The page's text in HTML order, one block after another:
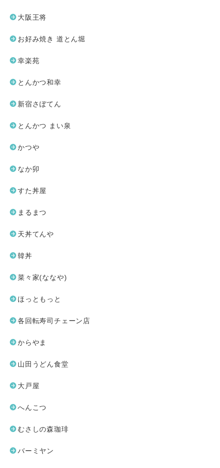
大阪王将
お好み焼き 道とん堀
幸楽苑
とんかつ和幸
新宿さぼてん
とんかつ まい泉
かつや
なか卯
すた丼屋
まるまつ
天丼てんや
韓丼
菜々家(ななや)
ほっともっと
各回転寿司チェーン店
からやま
山田うどん食堂
大戸屋
へんこつ
むさしの森珈琲
バーミヤン